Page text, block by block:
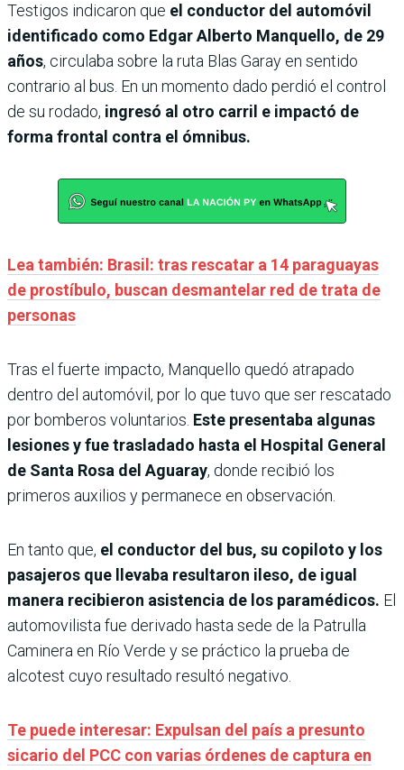
Testigos indicaron que el conductor del automóvil
identificado como Edgar Alberto Manquello, de 29
años, circulaba sobre la ruta Blas Garay en sentido
contrario al bus. En un momento dado perdió el control
de su rodado, ingresó al otro carril e impactó de
forma frontal contra el ómnibus.
Lea también: Brasil: tras rescatar a 14 paraguayas
de prostíbulo, buscan desmantelar red de trata de
personas
Tras el fuerte impacto, Manquello quedó atrapado
dentro del automóvil, por lo que tuvo que ser rescatado
por bomberos voluntarios. Este presentaba algunas
lesiones y fue trasladado hasta el Hospital General
de Santa Rosa del Aguaray, donde recibió los
primeros auxilios y permanece en observación.
En tanto que, el conductor del bus, su copiloto y los
pasajeros que llevaba resultaron ileso, de igual
manera recibieron asistencia de los paramédicos. El
automovilista fue derivado hasta sede de la Patrulla
Caminera en Río Verde y se práctico la prueba de
alcotest cuyo resultado resultó negativo.
Te puede interesar: Expulsan del país a presunto
sicario del PCC con varias órdenes de captura en